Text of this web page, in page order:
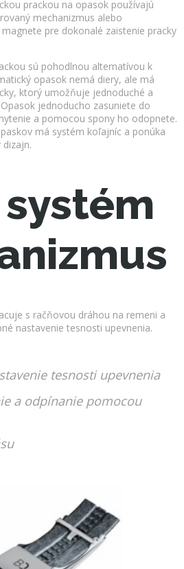
prackou na opasok používajú
mechanizmus alebo
pre dokonalé zaistenie pracky
sú pohodlnou alternatívou k
opasok nemá diery, ale má
ktorý umožňuje jednoduché a
jednoducho zasuniete do
a pomocou spony ho odopnete.
má systém koľajníc a ponúka
s račňovou dráhou na remeni a
nastavenie tesnosti upevnenia.
tesnosti upevnenia
a odpínanie pomocou